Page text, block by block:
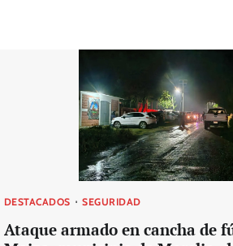
DESTACADOS SEGURIDAD
Ataque armado en cancha de